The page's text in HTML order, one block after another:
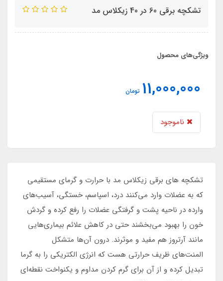
تشکچه برقی 60 در 40 زیکلاس مد
ویژگی‌های محصول
11,000,000 تومان
ناموجود
تشکچه های برقی زیکلاس مد با حرارت و گرمای مستقیمی
که به عضلات وارد می‌کنند درد، اسپاسم، خستگی، آسیب‌های
وارده در ناحیه پشت و گرفتگی عضلات را رفع کرده و گردش
خون را بهبود می‌بخشند حتی در کاهش علائم بیماری‌هایی
مانند آرتروز هم مفید و موثرند. درون آن‌ها متشکل
المنت‌های ظریف حرارتی هست که انرژی الکتریکی را به گرما
تبدیل کرده و از آن برای گرم کردن مداوم و یکنواخت نقطه‌ای